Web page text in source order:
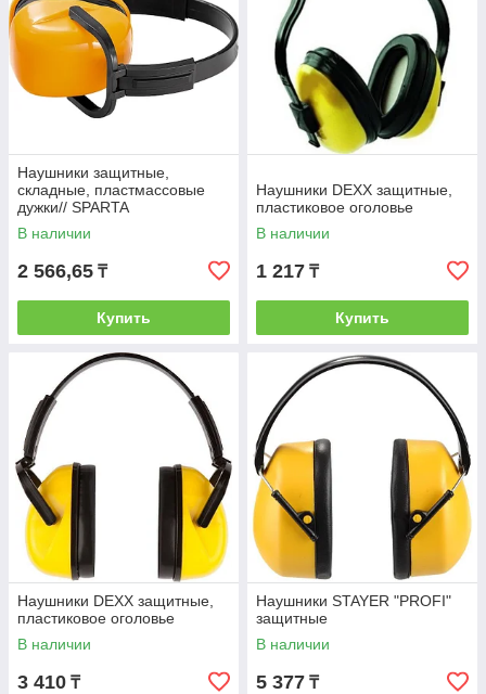
Наушники защитные,
складные, пластмассовые
дужки// SPARTA
В наличии
2 566,65 ₸
Купить
Наушники DEXX защитные,
пластиковое оголовье
В наличии
1 217 ₸
Купить
Наушники DEXX защитные,
пластиковое оголовье
В наличии
3 410 ₸
Наушники STAYER "PROFI"
защитные
В наличии
5 377 ₸